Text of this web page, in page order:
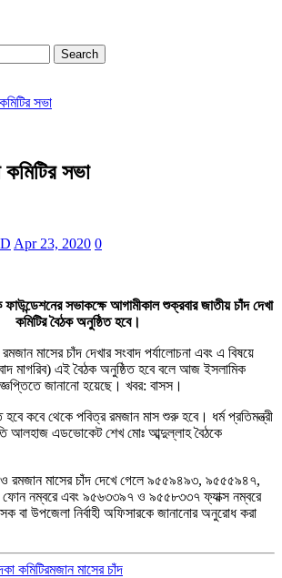
Search
সভা
কমিটির সভা
Apr 23, 2020 0
সভাকক্ষে আগামীকাল শুক্রবার জাতীয় চাঁদ দেখা
কমিটির বৈঠক অনুষ্ঠিত হবে।
মাসের চাঁদ দেখার সংবাদ পর্যালোচনা এবং এ বিষয়ে
মাগরিব) এই বৈঠক অনুষ্ঠিত হবে বলে আজ ইসলামিক
জানানো হয়েছে। খবর: বাসস।
কবে থেকে পবিত্র রমজান মাস শুরু হবে। ধর্ম প্রতিমন্ত্রী
আলহাজ এডভোকেট শেখ মোঃ আব্দুল্লাহ বৈঠকে
রমজান মাসের চাঁদ দেখে গেলে ৯৫৫৯৪৯৩, ৯৫৫৫৯৪৭,
নম্বরে এবং ৯৫৬৩৩৯৭ ও ৯৫৫৮৩৩৭ ফ্যাক্স নম্বরে
বা উপজেলা নির্বাহী অফিসারকে জানানোর অনুরোধ করা
কমিটিরমজান মাসের চাঁদ